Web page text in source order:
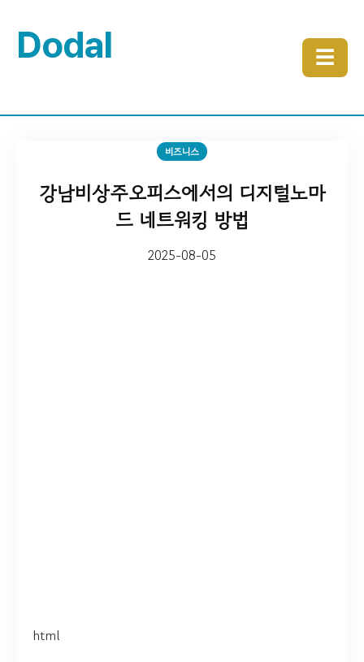
Dodal ☰
비즈니스
강남비상주오피스에서의 디지털노마
드 네트워킹 방법
2025-08-05
html